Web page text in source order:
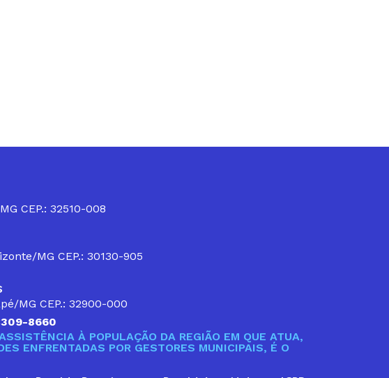
CEP.: 32510-008
MG CEP.: 30130-905
MG CEP.: 32900-000
8660
À POPULAÇÃO DA REGIÃO EM QUE ATUA,
ENFRENTADAS POR GESTORES MUNICIPAIS, É O